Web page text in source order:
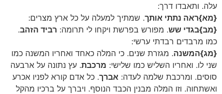
עלה. ותאבדו דרך:
{מא}ראה נתתי אותך. שמתיך למעלה על כל ארץ מצרים:
{מב}בגדי שש. מפורש בפרשת ויקחו לי תרומה: רביד הזהב.
כמו מרבדים רבדתי ערשי:
{מג}המשנה. מגזרת שנים. כי המלה כאחד ואחריו המשנה כמו
שני לו. ואחריו השליש כמו שלישי: מרכבת. עץ נתונה על ארבעה
סוסים. ומרכבת שלמה לעדה: אברך. כל אדם קורא לפניו אכרע
ואשתחוה. וזו המלה מבנין הכבד הנוסף. ויברך על ברכיו מהקל